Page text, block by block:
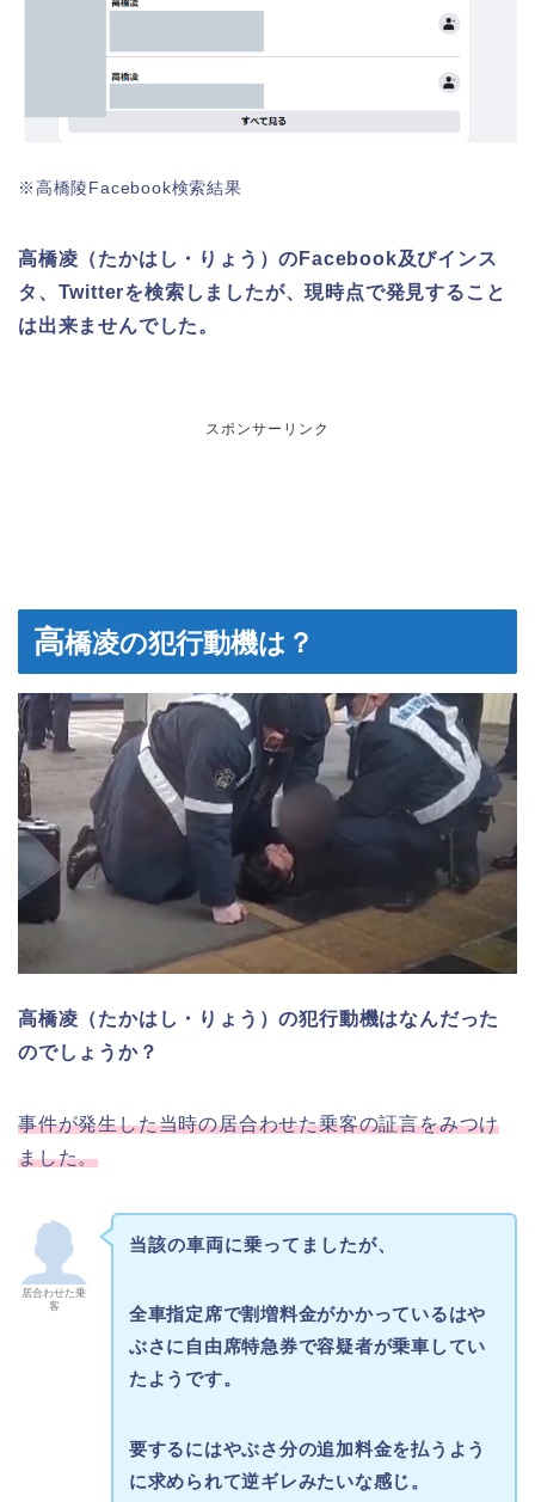
※高橋陵Facebook検索結果
高橋凌（たかはし・りょう）のFacebook及びインス
タ、Twitterを検索しましたが、現時点で発見すること
は出来ませんでした。
スポンサーリンク
高橋凌の犯行動機は？
高橋凌（たかはし・りょう）の犯行動機はなんだった
のでしょうか？
事件が発生した当時の居合わせた乗客の証言をみつけ
ました。
居合わせた乗
客
当該の車両に乗ってましたが、
全車指定席で割増料金がかかっているはや
ぶさに自由席特急券で容疑者が乗車してい
たようです。
要するにはやぶさ分の追加料金を払うよう
に求められて逆ギレみたいな感じ。